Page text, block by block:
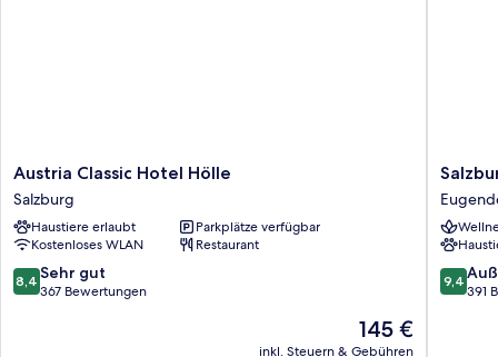
Austria
Classic
Hotel
Hölle
Salzburg
Austria Classic Hotel Hölle
Salzburg
Haustiere erlaubt
Parkplätze verfügbar
Kostenloses WLAN
Restaurant
8.4
von
8,4 Sehr gut
367 Bewertungen
Der
Preis
145 €
inkl. Steuern & Gebühren
Hotel
9.4
von
9,4
391